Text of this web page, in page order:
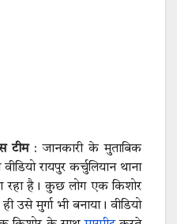
टीम: जानकारी के मुताबिक
रायपुर कर्चुलियान थाना
रहा है। कुछ लोग एक किशोर
उसे मुर्गा भी बनाया। वीडियो